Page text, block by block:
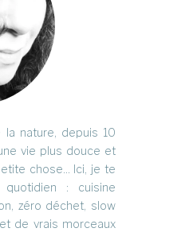
nature, depuis 10
vie plus douce et
chose... Ici, je te
: cuisine
zéro déchet, slow
de vrais morceaux